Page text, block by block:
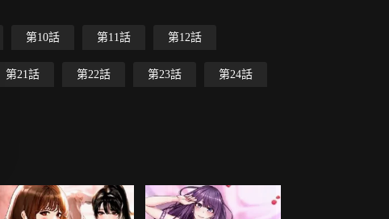
第10話 第11話 第12話
第21話 第22話 第23話 第24話